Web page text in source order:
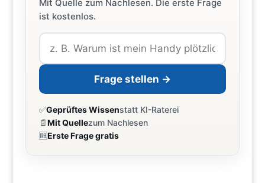
Mit Quelle zum Nachlesen. Die erste Frage
ist kostenlos.
Frage stellen →
✅Geprüftes Wissenstatt KI-Raterei
📄Mit Quellezum Nachlesen
🆓Erste Frage gratis